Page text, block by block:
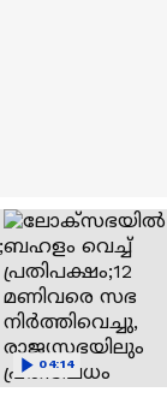
04:14